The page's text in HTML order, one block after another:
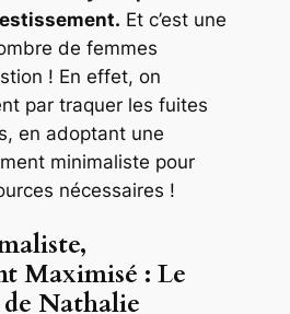
Et c’est une
de femmes
! En effet, on
par traquer les fuites
en adoptant une
minimaliste pour
nécessaires !
Maximisé : Le
Nathalie